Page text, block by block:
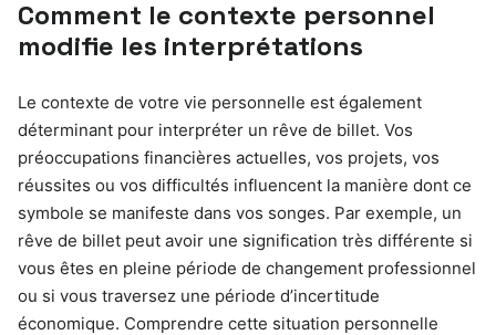
Comment le contexte personnel
modifie les interprétations
Le contexte de votre vie personnelle est également
déterminant pour interpréter un rêve de billet. Vos
préoccupations financières actuelles, vos projets, vos
réussites ou vos difficultés influencent la manière dont ce
symbole se manifeste dans vos songes. Par exemple, un
rêve de billet peut avoir une signification très différente si
vous êtes en pleine période de changement professionnel
ou si vous traversez une période d’incertitude
économique. Comprendre cette situation personnelle